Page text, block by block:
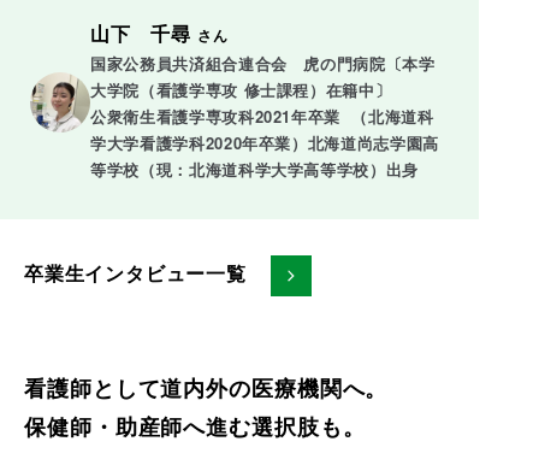
山下 千尋 さん
国家公務員共済組合連合会　虎の門病院〔本学
大学院（看護学専攻 修士課程）在籍中〕
公衆衛生看護学専攻科2021年卒業  （北海道科
学大学看護学科2020年卒業）北海道尚志学園高
等学校（現：北海道科学大学高等学校）出身
卒業生インタビュー一覧
看護師として道内外の医療機関へ。
保健師・助産師へ進む選択肢も。